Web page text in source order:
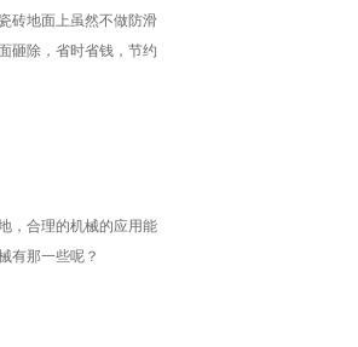
砖地面上虽然不做防滑
砸除，省时省钱，节约
，合理的机械的应用能
有那一些呢？